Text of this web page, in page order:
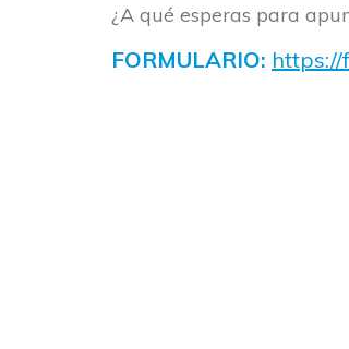
¿A qué esperas para
FORMULARIO: https://